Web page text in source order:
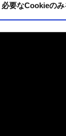
必要なCookieの